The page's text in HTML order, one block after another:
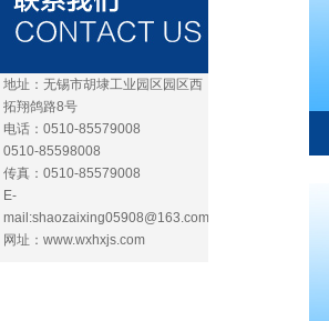
地址：无锡市胡埭工业园区园区西
拓翔鸽路8号
电话：0510-85579008
0510-85598008
传真：0510-85579008
E-
mail:shaozaixing05908@163.com
网址：www.wxhxjs.com